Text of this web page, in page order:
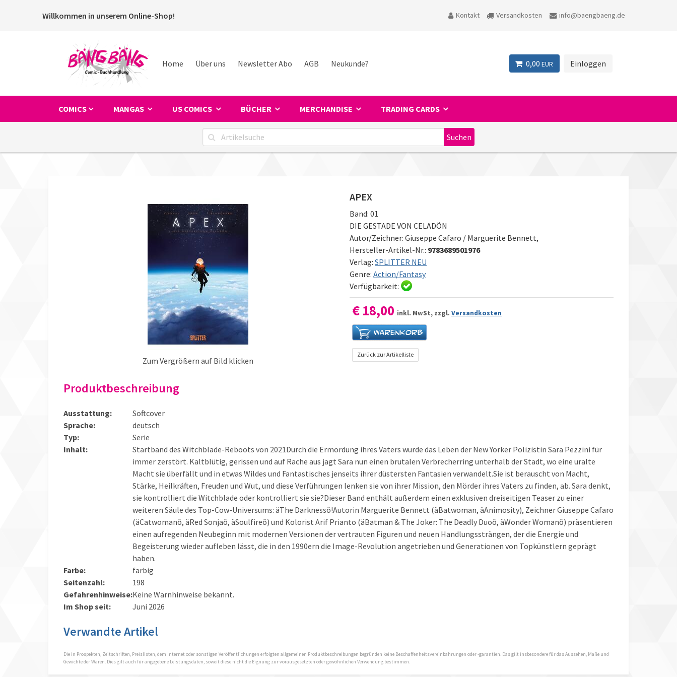
Willkommen in unserem Online-Shop! Kontakt Versandkosten info@baengbaeng.de
Home Über uns Newsletter Abo AGB Neukunde? 0,00 EUR Einloggen
COMICS MANGAS US COMICS BÜCHER MERCHANDISE TRADING CARDS
Zum Vergrößern auf Bild klicken
APEX
Band: 01
DIE GESTADE VON CELADÖN
Autor/Zeichner: Giuseppe Cafaro / Marguerite Bennett,
Hersteller-Artikel-Nr.: 9783689501976
Verlag: SPLITTER NEU
Genre: Action/Fantasy
Verfügbarkeit:
€ 18,00 inkl. MwSt, zzgl. Versandkosten
Zurück zur Artikelliste
Produktbeschreibung
Ausstattung:
Softcover
Sprache:
deutsch
Typ:
Serie
Inhalt:
Startband des Witchblade-Reboots von 2021Durch die Ermordung ihres Vaters wurde das Leben der New Yorker Polizistin Sara Pezzini für
immer zerstört. Kaltblütig, gerissen und auf Rache aus jagt Sara nun einen brutalen Verbrecherring unterhalb der Stadt, wo eine uralte
Macht sie überfällt und in etwas Wildes und Fantastisches jenseits ihrer düstersten Fantasien verwandelt.Sie ist berauscht von Macht,
Stärke, Heilkräften, Freuden und Wut, und diese Verführungen lenken sie von ihrer Mission, den Mörder ihres Vaters zu finden, ab. Sara denkt,
sie kontrolliert die Witchblade oder kontrolliert sie sie?Dieser Band enthält außerdem einen exklusiven dreiseitigen Teaser zu einer
weiteren Säule des Top-Cow-Universums: äThe Darknessô!Autorin Marguerite Bennett (äBatwoman, äAnimosity), Zeichner Giuseppe Cafaro
(äCatwomanô, äRed Sonjaô, äSoulfireô) und Kolorist Arif Prianto (äBatman & The Joker: The Deadly Duoô, äWonder Womanô) präsentieren
einen aufregenden Neubeginn mit modernen Versionen der vertrauten Figuren und neuen Handlungssträngen, der die Energie und
Begeisterung wieder aufleben lässt, die in den 1990ern die Image-Revolution angetrieben und Generationen von Topkünstlern geprägt
haben.
Farbe:
farbig
Seitenzahl:
198
Gefahrenhinweise:Keine Warnhinweise bekannt.
Im Shop seit:
Juni 2026
Verwandte Artikel
Die in Prospekten, Zeitschriften, Preislisten, dem Internet oder sonstigen Veröffentlichungen erfolgten allgemeinen Produktbeschreibungen begründen keine Beschaffenheitsvereinbahrungen oder -garantien. Das gilt insbesondere für das Aussehen, Maße und
Gewichte der Waren. Dies gilt auch für angegebene Leistungsdaten, soweit diese nicht die Eignung zur vorausgesetzten oder gewöhnlichen Verwendung bestimmen.